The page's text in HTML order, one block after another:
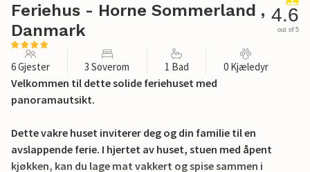
Feriehus - Horne Sommerland ,
Danmark
4.6
out of 5
6 Gjester 3 Soverom 1 Bad 0 Kjæledyr
Velkommen til dette solide feriehuset med
panoramautsikt.
Dette vakre huset inviterer deg og din familie til en
avslappende ferie. I hjertet av huset, stuen med åpent
kjøkken, kan du lage mat vakkert og spise sammen i